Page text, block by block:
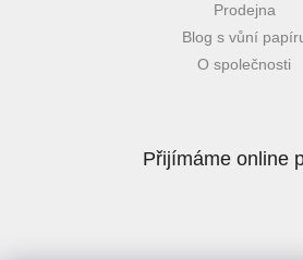
Prodejna
Blog s vůní
O společnosti
Přijímáme online